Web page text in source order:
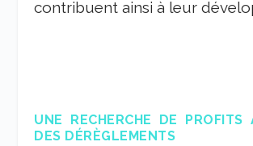
contribuent ainsi à leur
UNE RECHERCHE DE
DES DÉRÈGLEMENTS